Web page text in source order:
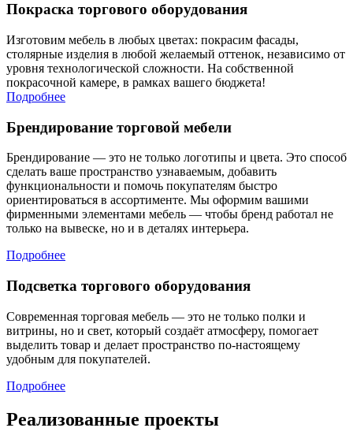
Покраска торгового оборудования
Изготовим мебель в любых цветах: покрасим фасады,
столярные изделия в любой желаемый оттенок, независимо от
уровня технологической сложности. На собственной
покрасочной камере, в рамках вашего бюджета!
Подробнее
Брендирование торговой мебели
Брендирование — это не только логотипы и цвета. Это способ
сделать ваше пространство узнаваемым, добавить
функциональности и помочь покупателям быстро
ориентироваться в ассортименте. Мы оформим вашими
фирменными элементами мебель — чтобы бренд работал не
только на вывеске, но и в деталях интерьера.
Подробнее
Подсветка торгового оборудования
Современная торговая мебель — это не только полки и
витрины, но и свет, который создаёт атмосферу, помогает
выделить товар и делает пространство по-настоящему
удобным для покупателей.
Подробнее
Реализованные проекты